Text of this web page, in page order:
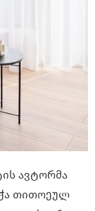
ავტორმა
თითოეულ